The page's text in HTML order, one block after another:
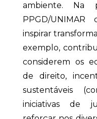
ambiente. Na
PPGD/
inspirar
exemplo,
considerem os
de direito,
sustentáveis
iniciativas de